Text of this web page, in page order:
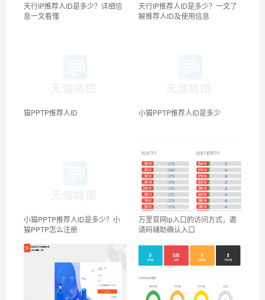
天行IP推荐人ID是多少？详细信
息一文看懂
天行IP推荐人ID是多少？一文了
解推荐人ID及使用信息
猫PPTP推荐人ID 小猫PPTP推荐人ID是多少
小猫PPTP推荐人ID是多少？小
猫PPTP怎么注册
万里官网ip入口的访问方式，邀
请码辅助确认入口